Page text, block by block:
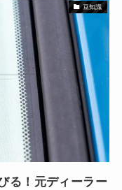
豆知識
る！元ディーラー